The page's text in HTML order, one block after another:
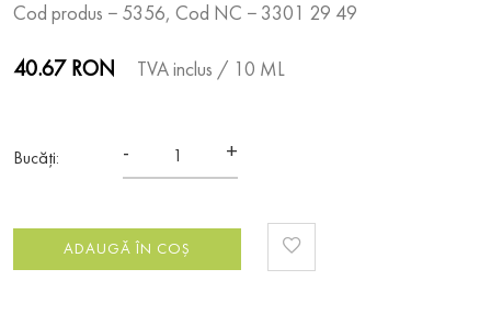
Cod produs − 5356, Cod NC − 3301 29 49
40.67 RON TVA inclus / 10 ML
Bucăți: - +
ADAUGĂ ÎN COȘ